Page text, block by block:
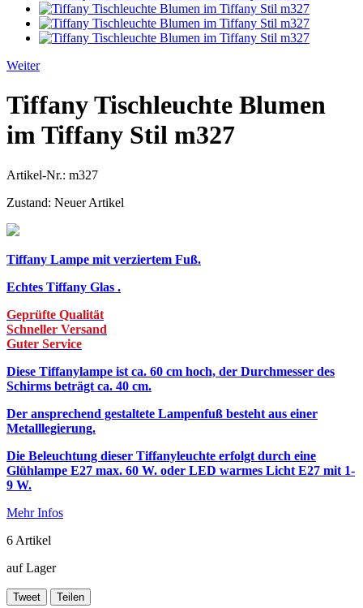
Weiter
Tiffany Tischleuchte Blumen
im Tiffany Stil m327
Artikel-Nr.: m327
Zustand: Neuer Artikel
Tiffany Lampe mit verziertem Fuß.
Echtes Tiffany Glas .
Geprüfte Qualität
Schneller Versand
Guter Service
Diese Tiffanylampe ist ca. 60 cm hoch, der Durchmesser des
Schirms beträgt ca. 40 cm.
Der ansprechend gestaltete Lampenfuß besteht aus einer
Metalllegierung.
Die Beleuchtung dieser Tiffanyleuchte erfolgt durch eine
Glühlampe E27 max. 60 W. oder LED warmes Licht E27 mit 1-
9 W.
Mehr Infos
6 Artikel
auf Lager
Tweet Teilen